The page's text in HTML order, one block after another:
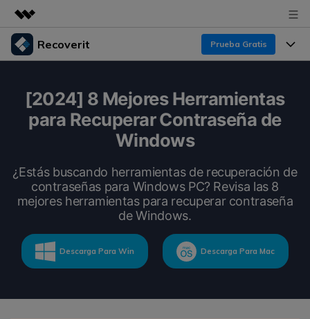
Productos destacados
Utilidades
Empresas
Resumen
Quiénes somos
Sala de prensa
Soporte
Recoverit Prueba Gratis
Recoverit para Windows
Pruébalo Gratis
Recoverit para Mac
Recupera datos ilimitados del sistema Mac
Pruébalo Gratis
Funciones
Recuperar Medios Borrados
Soluciones de Recuperación Exclusivas
Recuperar Documentos
Recursos
Por qué Recoverit
Experto en Recuperación de Datos
Historias de Clientes
DESCARGAR Sign In
[2024] 8 Mejores Herramientas
para Recuperar Contraseña de
Windows
¿Estás buscando herramientas de recuperación de
contraseñas para Windows PC? Revisa las 8
mejores herramientas para recuperar contraseña
de Windows.
Descarga Para Win Descarga Para Mac